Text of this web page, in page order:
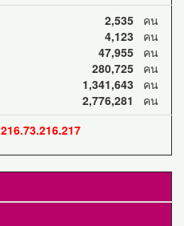
2,535 คน
4,123 คน
47,955 คน
280,725 คน
1,341,643 คน
2,776,281 คน
216.73.216.217